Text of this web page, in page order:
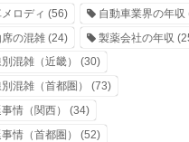
ロディ (56) 自動車業界の年収
席の混雑 (24) 製薬会社の年収
混雑（近畿）
(30)
混雑（首都圏）
(73)
情（関西）
(34)
情（首都圏）
(52)